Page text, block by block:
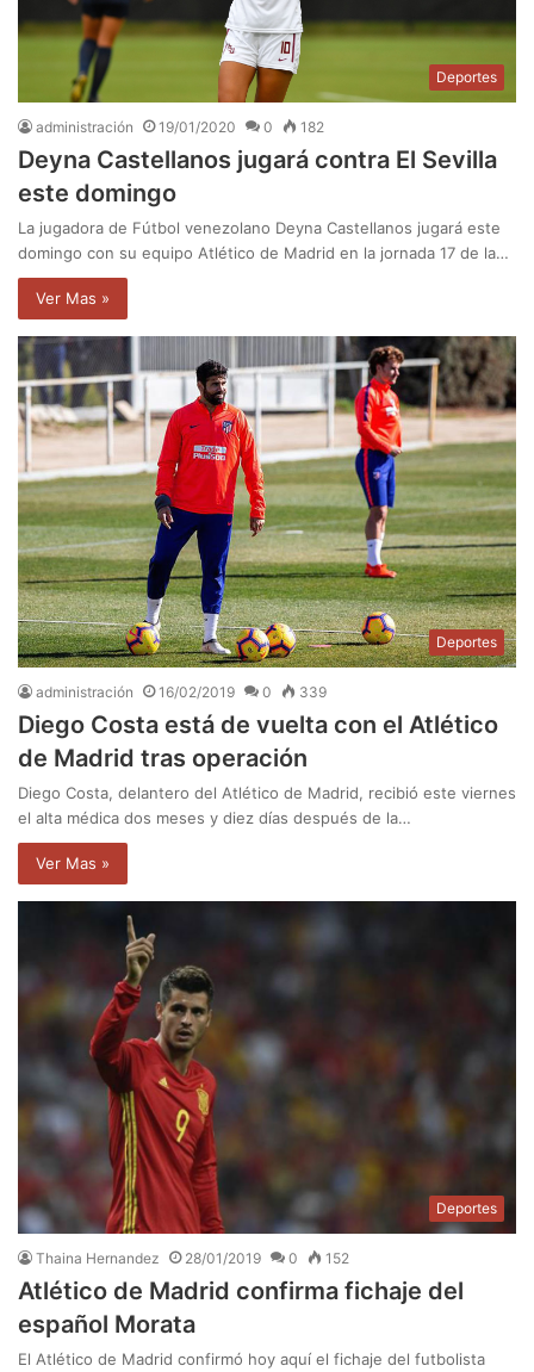
Deportes
administración 19/01/2020 0 182
Deyna Castellanos jugará contra El Sevilla
este domingo
La jugadora de Fútbol venezolano Deyna Castellanos jugará este
domingo con su equipo Atlético de Madrid en la jornada 17 de la…
Ver Mas »
Deportes
administración 16/02/2019 0 339
Diego Costa está de vuelta con el Atlético
de Madrid tras operación
Diego Costa, delantero del Atlético de Madrid, recibió este viernes
el alta médica dos meses y diez días después de la…
Ver Mas »
Deportes
Thaina Hernandez 28/01/2019 0 152
Atlético de Madrid confirma fichaje del
español Morata
El Atlético de Madrid confirmó hoy aquí el fichaje del futbolista